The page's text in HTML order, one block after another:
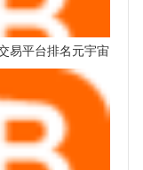
易平台排名元宇宙
大公认的虚拟货币